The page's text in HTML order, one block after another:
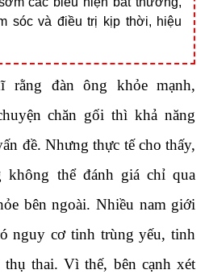
sóc và điều trị kịp thời, hiệu
rằng đàn ông khỏe mạnh,
chăn gối thì khả năng
đề. Nhưng thực tế cho thấy,
không thể đánh giá chỉ qua
bên ngoài. Nhiều nam giới
nguy cơ tinh trùng yếu, tinh
thai. Vì thế, bên cạnh xét